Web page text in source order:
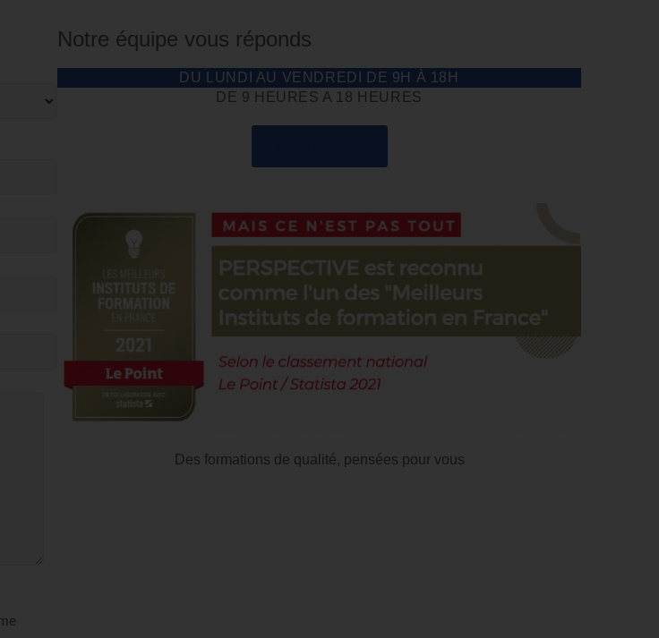
Notre équipe vous réponds
DU LUNDI AU VENDREDI DE 9H À 18H
DE 9 HEURES A 18 HEURES
Des formations de qualité, pensées pour vous